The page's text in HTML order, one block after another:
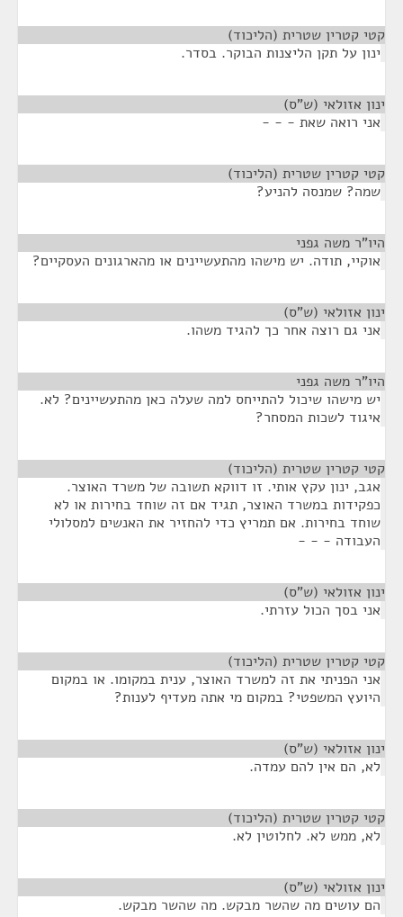
קטי קטרין שטרית (הליכוד)
ינון על תקן הליצנות הבוקר. בסדר.
ינון אזולאי (ש"ס)
אני רואה שאת - - -
קטי קטרין שטרית (הליכוד)
שמה? שמנסה להניע?
היו"ר משה גפני
אוקיי, תודה. יש מישהו מהתעשיינים או מהארגונים העסקיים?
ינון אזולאי (ש"ס)
אני גם רוצה אחר כך להגיד משהו.
היו"ר משה גפני
יש מישהו שיכול להתייחס למה שעלה כאן מהתעשיינים? לא.
איגוד לשכות המסחר?
קטי קטרין שטרית (הליכוד)
אגב, ינון עקץ אותי. זו דווקא תשובה של משרד האוצר.
כפקידות במשרד האוצר, תגיד אם זה שוחד בחירות או לא
שוחד בחירות. אם תמריץ כדי להחזיר את האנשים למסלולי
העבודה - - -
ינון אזולאי (ש"ס)
אני בסך הכול עזרתי.
קטי קטרין שטרית (הליכוד)
אני הפניתי את זה למשרד האוצר, ענית במקומו. או במקום
היועץ המשפטי? במקום מי אתה מעדיף לענות?
ינון אזולאי (ש"ס)
לא, הם אין להם עמדה.
קטי קטרין שטרית (הליכוד)
לא, ממש לא. לחלוטין לא.
ינון אזולאי (ש"ס)
הם עושים מה שהשר מבקש. מה שהשר מבקש.